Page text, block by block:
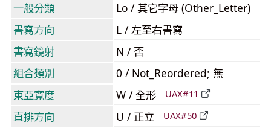
一般分類
Lo / 其它字母 (Other_Letter)
書寫方向
L / 左至右書寫
書寫鏡射
N / 否
組合類別
0 / Not_Reordered; 無
東亞寬度
W / 全形 UAX#11
直排方向 U / 正立 UAX#50